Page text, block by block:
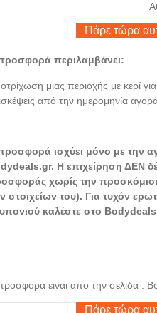
Πάρε τώρα
περιλαμβάνει:
μιας περιοχής με κερί
από την ημερομηνία
ισχύει μόνο με την
Η επιχείρηση ΔΕΝ
χωρίς την
στοιχείων του). Για τυχόν
καλέστε στο
ειναι απο την σελιδα :
Πάρε τώρα